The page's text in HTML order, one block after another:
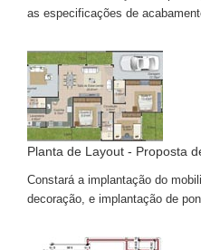
as especificações de
Planta de Layout - Proposta
Constará a implantação do
decoração, e implantação de